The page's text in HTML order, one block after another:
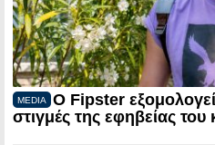
MEDIA
Ο Fipster
στιγμές της εφηβείας